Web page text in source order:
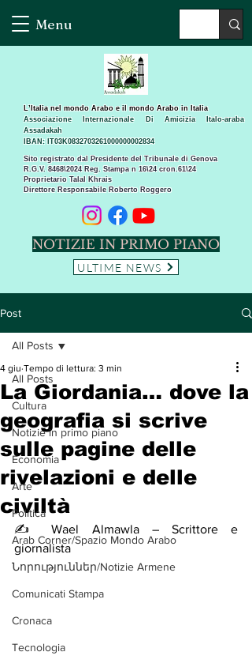
Menu
Sito registrato dal Presidente del Tribunale di Genova
R.G.V. 8468\2024 Reg. Stampa n 16\24 cron.61\24 ​
Proprietario Talal Khrais
Direttore Responsabile Roberto Roggero
L’Italia nel mondo Arabo e il mondo Arabo in Italia
Associazione Internazionale Di Amicizia Italo-araba
Assadakah
IBAN: IT03K0832703261000000002834
NOTIZIE IN PRIMO PIANO
ULTIME NEWS
Post
All Posts
Cultura
Notizie in primo piano
Economia
Arte
Politica
Arab Corner/Spazio Mondo Arabo
Նորություններ/Notizie Armene
Comunicati Stampa
Cronaca
Tecnologia
All Posts
La Giordania… dove la
geografia si scrive
sulle pagine delle
rivelazioni e delle
civiltà
4 giu Tempo di lettura: 3 min
✍️ Wael Almawla – Scrittore e
giornalista